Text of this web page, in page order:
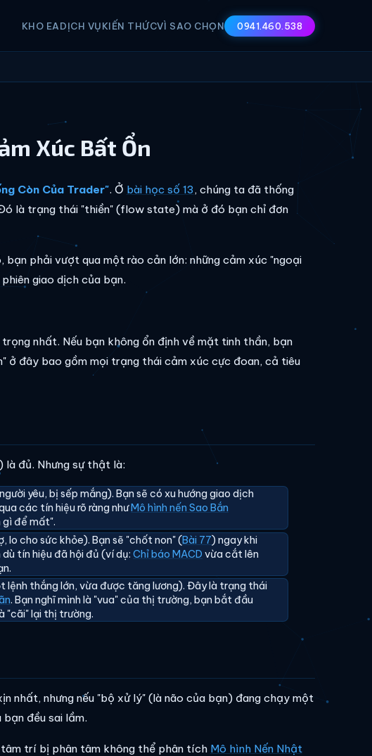
KHO EADỊCH VỤKIẾN THỨCVÌ SAO CHỌN 0941.460.538
Xúc Bất Ổn
Còn Của Trader". Ở bài học số 13, chúng ta đã thống
là trạng thái "thiền" (flow state) mà ở đó bạn chỉ đơn
phải vượt qua một rào cản lớn: những cảm xúc "ngoại
giao dịch của bạn.
trọng nhất. Nếu bạn không ổn định về mặt tinh thần, bạn
ở đây bao gồm mọi trạng thái cảm xúc cực đoan, cả tiêu
là đủ. Nhưng sự thật là:
yêu, bị sếp mắng). Bạn sẽ có xu hướng giao dịch
các tín hiệu rõ ràng nhưMô hình nến Sao Bắn
gì để mất".
lo cho sức khỏe). Bạn sẽ "chốt non" (Bài 77) ngay khi
tín hiệu đã hội đủ (ví dụ:Chỉ báo MACD vừa cắt lên
lệnh thắng lớn, vừa được tăng lương). Đây là trạng thái
. Bạn nghĩ mình là "vua" của thị trường, bạn bắt đầu
"cãi" lại thị trường.
nhất, nhưng nếu "bộ xử lý" (là não của bạn) đang chạy một
đều sai lầm.
trí bị phân tâm không thể phân tích Mô hình Nến Nhật